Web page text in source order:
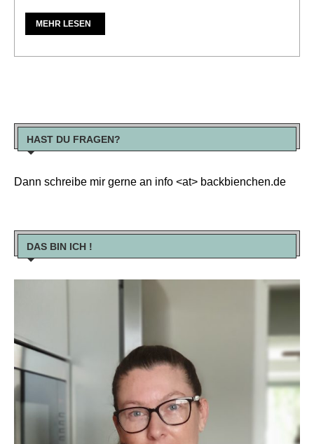
MEHR LESEN
HAST DU FRAGEN?
Dann schreibe mir gerne an info <at> backbienchen.de
DAS BIN ICH !